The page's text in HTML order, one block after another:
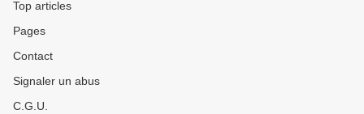
Top articles
Pages
Contact
Signaler un abus
C.G.U.